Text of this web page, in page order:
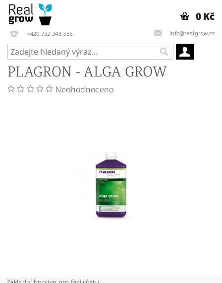
+420 732 348 356 info@realgrow.cz
0 Kč
PLAGRON - ALGA GROW
Neohodnoceno